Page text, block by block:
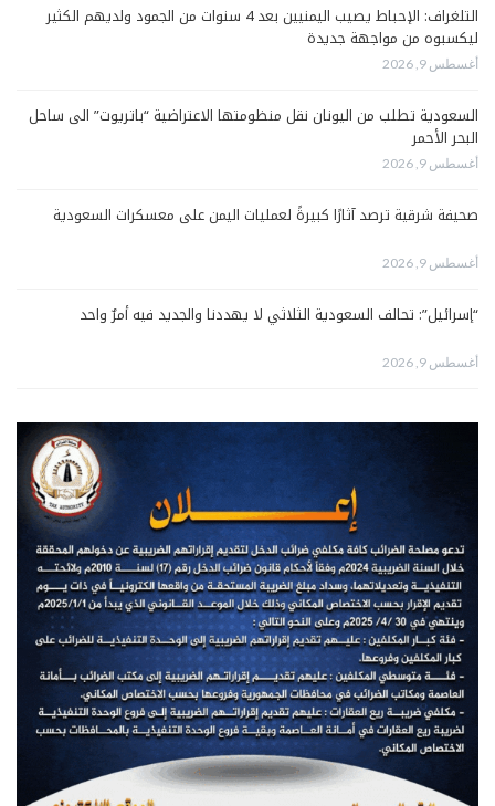
التلغراف: الإحباط يصيب اليمنيين بعد 4 سنوات من الجمود ولديهم الكثير
ليكسبوه من مواجهة جديدة
أغسطس 9, 2026
السعودية تطلب من اليونان نقل منظومتها الاعتراضية “باتريوت” الى ساحل
البحر الأحمر
أغسطس 9, 2026
صحيفة شرقية ترصد آثارًا كبيرةً لعمليات اليمن على معسكرات السعودية
أغسطس 9, 2026
“إسرائيل”: تحالف السعودية الثلاثي لا يهددنا والجديد فيه أمرٌ واحد
أغسطس 9, 2026